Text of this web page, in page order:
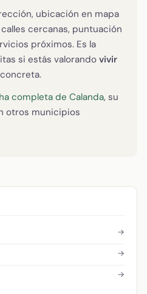
ubicación en mapa
cercanas, puntuación
próximos. Es la
si estás valorando vivir
concreta.
completa de Calanda, su
otros municipios
→
→
→